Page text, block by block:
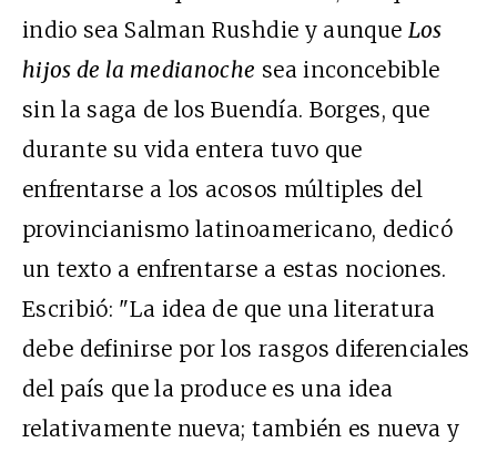
indio sea Salman Rushdie y aunque Los
hijos de la medianoche sea inconcebible
sin la saga de los Buendía. Borges, que
durante su vida entera tuvo que
enfrentarse a los acosos múltiples del
provincianismo latinoamericano, dedicó
un texto a enfrentarse a estas nociones.
Escribió: "La idea de que una literatura
debe definirse por los rasgos diferenciales
del país que la produce es una idea
relativamente nueva; también es nueva y